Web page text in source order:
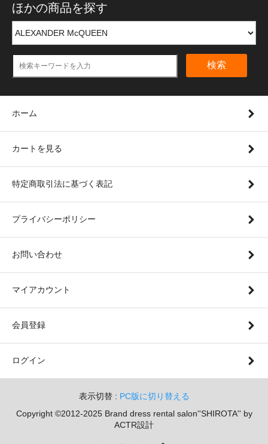
ほかの商品を探す
検索
ホーム
カートを見る
特定商取引法に基づく表記
プライバシーポリシー
お問い合わせ
マイアカウント
会員登録
ログイン
表示切替 : PC版に切り替える
Copyright ©2012-2025 Brand dress rental salon''SHIROTA'' by
ACTR設計